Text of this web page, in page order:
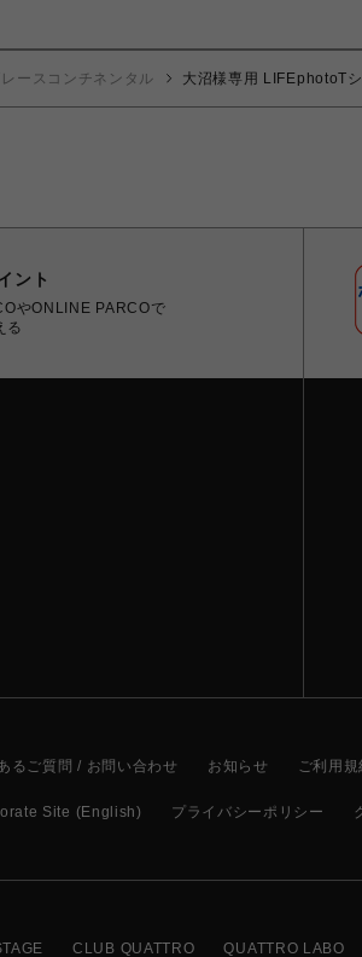
レースコンチネンタル 大沼様専用 LIFEphotoT
ント
やONLINE PARCOで
る
るご質問 / お問い合わせ お知らせ ご利用規
Site (English) プライバシーポリシー
CLUB QUATTRO QUATTRO LABO